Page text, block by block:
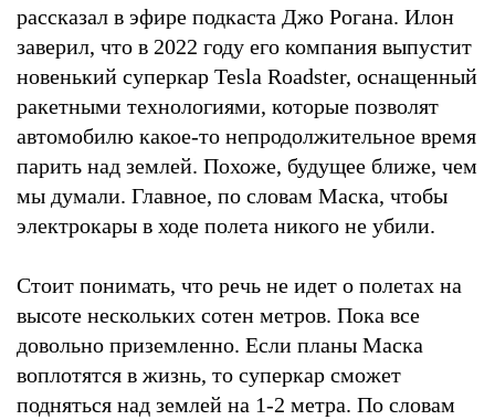
рассказал в эфире подкаста Джо Рогана. Илон
заверил, что в 2022 году его компания выпустит
новенький суперкар Tesla Roadster, оснащенный
ракетными технологиями, которые позволят
автомобилю какое-то непродолжительное время
парить над землей. Похоже, будущее ближе, чем
мы думали. Главное, по словам Маска, чтобы
электрокары в ходе полета никого не убили.
Стоит понимать, что речь не идет о полетах на
высоте нескольких сотен метров. Пока все
довольно приземленно. Если планы Маска
воплотятся в жизнь, то суперкар сможет
подняться над землей на 1-2 метра. По словам